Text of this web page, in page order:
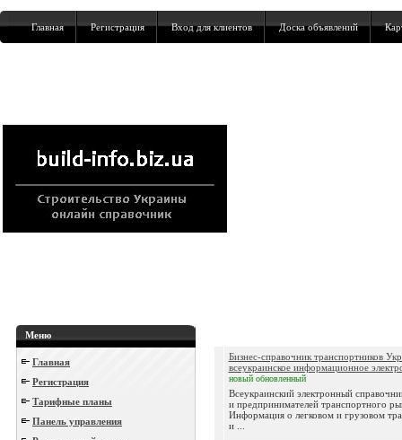
Главная Регистрация Вход для клиентов Доска объявлений
Меню
Главная
Регистрация
Тарифные планы
Панель управления
Бизнес-справочник транспортников
всеукраинское информационное
новый обновленный
Всеукраинский электронный
и предпринимателей транспортного
Информация о легковом и грузовом
и ...